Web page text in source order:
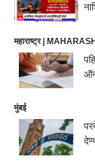
महाराष्ट्र |
मुंबई